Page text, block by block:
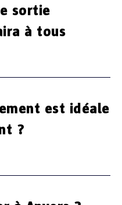
sortie
à tous
est idéale
?